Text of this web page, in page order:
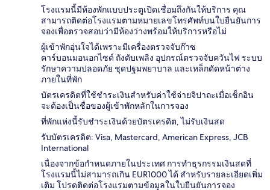
โรงแรมนี้มีห้องพักแบบประตูเปิดเชื่อมถึงกันให้บริการ คุณ
สามารถติดต่อโรงแรมตามหมายเลขโทรศัพท์บนใบยืนยันการ
จองเพื่อตรวจสอบว่ามีห้องว่างพร้อมให้บริการหรือไม่
ผู้เข้าพักอุ่นใจได้เพราะมีเครื่องตรวจจับก๊าซ
คาร์บอนมอนอกไซด์ ถังดับเพลิง อุปกรณ์ตรวจจับควันไฟ ระบบ
รักษาความปลอดภัย ชุดปฐมพยาบาล และเหล็กดัดหน้าต่าง
ภายในที่พัก
บัตรเครดิตที่ใช้ชำระเงินสำหรับค่าใช้จ่ายจิปาถะเมื่อเช็กอิน
จะต้องเป็นชื่อของผู้เข้าพักหลักในการจอง
ที่พักแห่งนี้รับชำระเงินด้วยบัตรเครดิต, ไม่รับเงินสด
รับบัตรเครดิต: Visa, Mastercard, American Express, JCB
International
เนื่องจากข้อกำหนดภายในประเทศ การทำธุรกรรมเงินสดที่
โรงแรมนี้ไม่สามารถเกิน EUR1000 ได้ สำหรับรายละเอียดเพิ่ม
เติม โปรดติดต่อโรงแรมตามข้อมูลในใบยืนยันการจอง